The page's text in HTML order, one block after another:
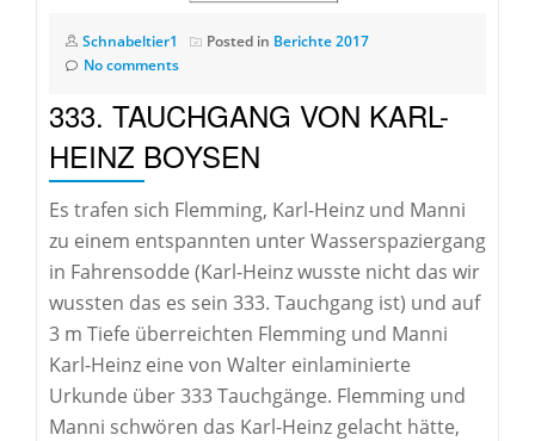
Schnabeltier1 Posted in Berichte 2017
No comments
333. TAUCHGANG VON KARL-
HEINZ BOYSEN
Es trafen sich Flemming, Karl-Heinz und Manni
zu einem entspannten unter Wasserspaziergang
in Fahrensodde (Karl-Heinz wusste nicht das wir
wussten das es sein 333. Tauchgang ist) und auf
3 m Tiefe überreichten Flemming und Manni
Karl-Heinz eine von Walter einlaminierte
Urkunde über 333 Tauchgänge. Flemming und
Manni schwören das Karl-Heinz gelacht hätte,